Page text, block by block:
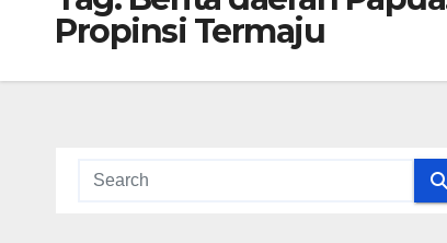
Propinsi Termaju